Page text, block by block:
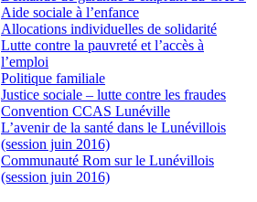
Aide sociale à l’enfance
Allocations individuelles de solidarité
Lutte contre la pauvreté et l’accès à
l’emploi
Politique familiale
Justice sociale – lutte contre les fraudes
Convention CCAS Lunéville
L’avenir de la santé dans le Lunévillois
(session juin 2016)
Communauté Rom sur le Lunévillois
(session juin 2016)